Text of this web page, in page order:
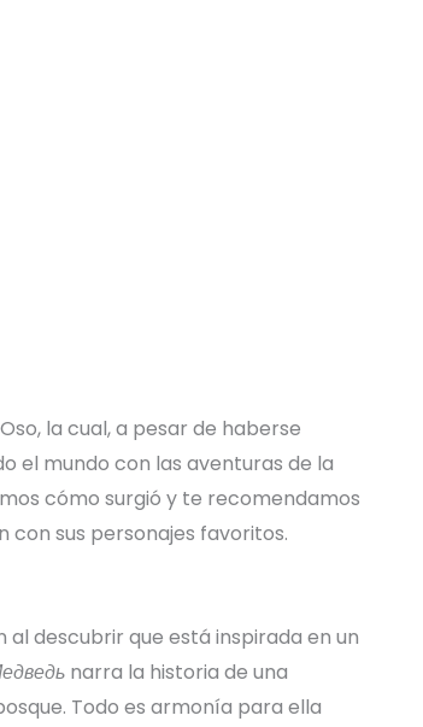
la cual, a pesar de haberse
el mundo con las aventuras de la
cómo surgió y te recomendamos
con sus personajes favoritos.
descubrir que está inspirada en un
narra la historia de una
Todo es armonía para ella